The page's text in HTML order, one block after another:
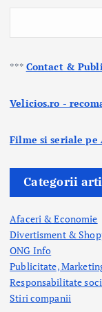
*** Contact &
Velicios.ro -
Filme si seriale
Categorii
Afaceri & Economie
Divertisment &
ONG Info
Publicitate,
Responsabilitate
Stiri companii